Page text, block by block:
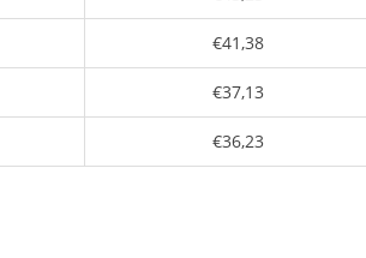
€41,38
€37,13
€36,23